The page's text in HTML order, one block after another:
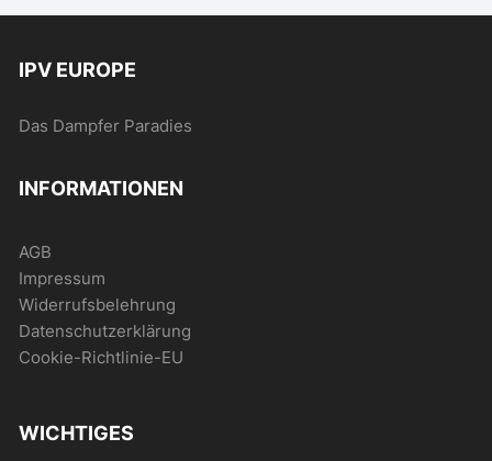
IPV EUROPE
Das Dampfer Paradies
INFORMATIONEN
AGB
Impressum
Widerrufsbelehrung
Datenschutzerklärung
Cookie-Richtlinie-EU
WICHTIGES